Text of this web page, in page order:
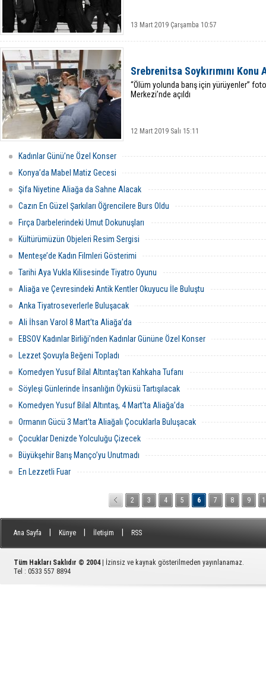
13 Mart 2019 Çarşamba 10:57
Srebrenitsa Soykırımını Konu
“Ölüm yolunda barış için yürüyenler”
Merkezi’nde açıldı
12 Mart 2019 Salı 15:11
Kadınlar Günü’ne Özel Konser
Konya’da Mabel Matiz Gecesi
Şifa Niyetine Aliağa da Sahne Alacak
Cazın En Güzel Şarkıları Öğrencilere Burs Oldu
Fırça Darbelerindeki Umut Dokunuşları
Kültürümüzün Objeleri Resim Sergisi
Menteşe’de Kadın Filmleri Gösterimi
Tarihi Aya Vukla Kilisesinde Tiyatro Oyunu
Aliağa ve Çevresindeki Antik Kentler Okuyucu İle Buluştu
Anka Tiyatroseverlerle Buluşacak
Ali İhsan Varol 8 Mart’ta Aliağa’da
EBSOV Kadınlar Birliği’nden Kadınlar Gününe Özel Konser
Lezzet Şovuyla Beğeni Topladı
Komedyen Yusuf Bilal Altıntaş’tan Kahkaha Tufanı
Söyleşi Günlerinde İnsanlığın Öyküsü Tartışılacak
Komedyen Yusuf Bilal Altıntaş, 4 Mart’ta Aliağa’da
Ormanın Gücü 3 Mart’ta Aliağalı Çocuklarla Buluşacak
Çocuklar Denizde Yolculuğu Çizecek
Büyükşehir Barış Manço’yu Unutmadı
En Lezzetli Fuar
2 3 4 5 6 7 8 9
Ana Sayfa Künye İletişim RSS
Tüm Hakları Saklıdır © 2004
| İzinsiz ve kaynak gösterilmeden yayınlanamaz.
Tel : 0533 557 8894